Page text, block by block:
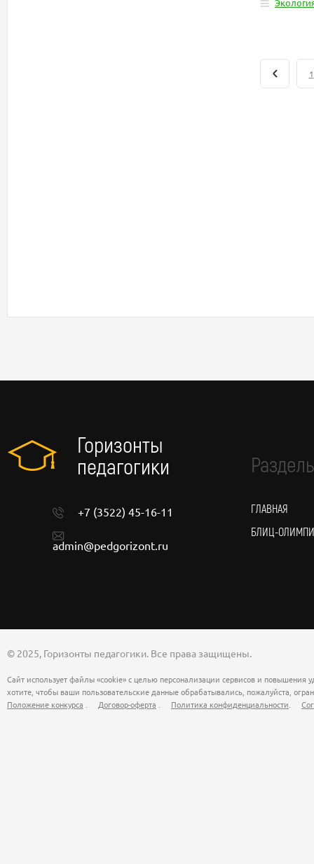
1
Горизонты
педагогики
+7 (3522) 45-16-11
admin@pedgorizont.ru
ГЛАВНАЯ
БЛИЦ-
© 2025, Горизонты педагогики. Все права защищены.
Сайт использует файлы «cookie» с целью персонализации сервисов и повышения
хотите, чтобы ваши пользовательские данные обрабатывались, пожалуйста,
Положение конкурса
Договор-оферта Политика конфиденциальности